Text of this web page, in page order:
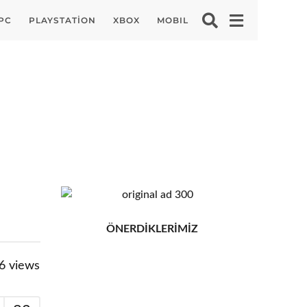
PLAYSTATION XBOX MOBIL
views
ÖNERDİKLERİMİZ